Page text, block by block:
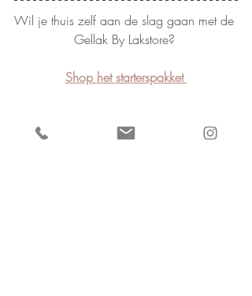
Wil je thuis zelf aan de slag gaan met de
Gellak By Lakstore?
Shop het starterspakket
Tips & tricks